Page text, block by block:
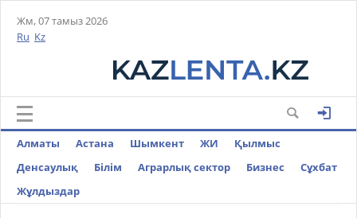
Жм, 07 тамыз 2026
Ru Kz
Алматы Астана Шымкент ЖИ
Қылмыс
Денсаулық
Білім Аграрлық сектор Бизнес
Cұхбат
Жұлдыздар